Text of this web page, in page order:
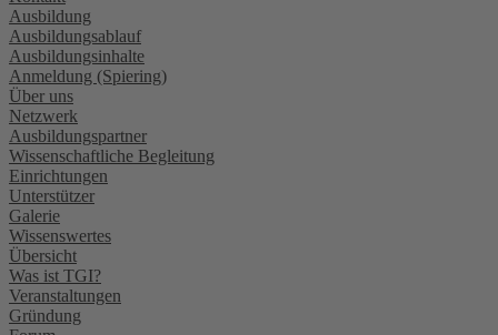
Ausbildung
Ausbildungsablauf
Ausbildungsinhalte
Anmeldung (Spiering)
Über uns
Netzwerk
Ausbildungspartner
Wissenschaftliche Begleitung
Einrichtungen
Unterstützer
Galerie
Wissenswertes
Übersicht
Was ist TGI?
Veranstaltungen
Gründung